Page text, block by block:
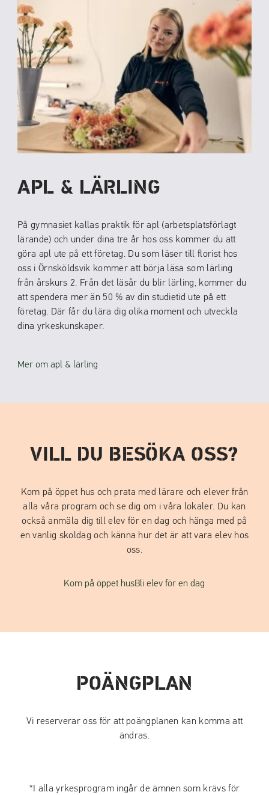
APL & LÄRLING
På gymnasiet kallas praktik för apl (arbetsplatsförlagt
lärande) och under dina tre år hos oss kommer du att
göra apl ute på ett företag. Du som läser till florist hos
oss i Örnsköldsvik kommer att börja läsa som lärling
från årskurs 2. Från det läsår du blir lärling, kommer du
att spendera mer än 50 % av din studietid ute på ett
företag. Där får du lära dig olika moment och utveckla
dina yrkeskunskaper.
Mer om apl & lärling
VILL DU BESÖKA OSS?
Kom på öppet hus och prata med lärare och elever från
alla våra program och se dig om i våra lokaler. Du kan
också anmäla dig till elev för en dag och hänga med på
en vanlig skoldag och känna hur det är att vara elev hos
oss.
Kom på öppet husBli elev för en dag
POÄNGPLAN
Vi reserverar oss för att poängplanen kan komma att
ändras.
*I alla yrkesprogram ingår de ämnen som krävs för